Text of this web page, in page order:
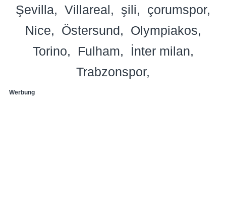
Şevilla
Villareal şili
çorumspor
Nice
Östersund
Olympiakos
Torino
Fulham
İnter milan
Trabzonspor
Werbung